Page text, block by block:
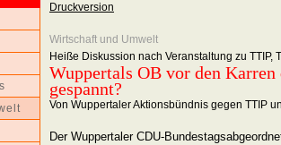
Druckversion
Wirtschaft und Umwelt
Heiße Diskussion nach Veranstaltung zu TTIP,
Wuppertals OB vor den
gespannt?
Von Wuppertaler Aktionsbündnis gegen TTIP
Der Wuppertaler CDU-